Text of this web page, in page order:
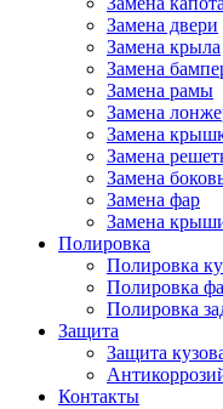
Замена двери
Замена крыла
Замена
Замена рамы
Замена
Замена
Замена
Замена
Замена фар
Замена
Полировка
Полировка
Полировка
Полировка
Защита
Защита
Контакты